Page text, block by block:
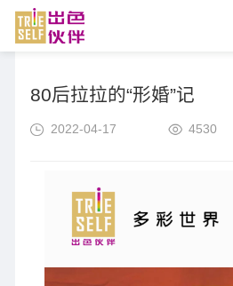
80后拉拉的“形婚”记
2022-04-17 4530